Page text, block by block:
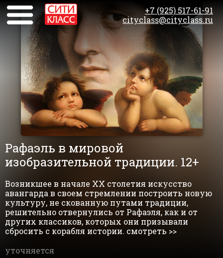
+7 (925) 517-61-91
cityclass@cityclass.ru
Рафаэль в мировой
изобразительной традиции. 12+
Возникшее в начале XX столетия искусство
авангарда в своем стремлении построить новую
культуру, не скованную путами традиции,
решительно отвернулись от Рафаэля, как и от
других классиков, которых они призывали
сбросить с корабля истории. смотреть >>
уточняется